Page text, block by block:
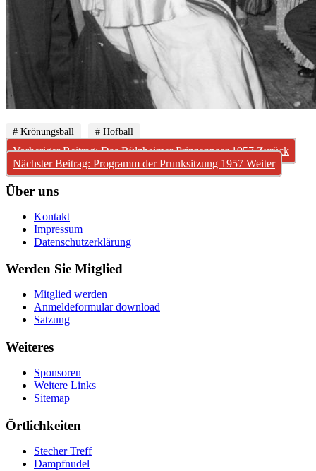
# Krönungsball # Hofball
Vorheriger Beitrag: Das Rülzheimer Prinzenpaar 1957Zurück
Nächster Beitrag: Programm der Prunksitzung 1957 Weiter
Über uns
Kontakt
Impressum
Datenschutzerklärung
Werden Sie Mitglied
Mitglied werden
Anmeldeformular download
Satzung
Weiteres
Sponsoren
Weitere Links
Sitemap
Örtlichkeiten
Stecher Treff
Dampfnudel